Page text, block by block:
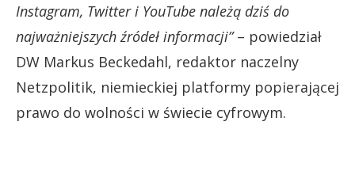
Instagram, Twitter i YouTube należą dziś do
najważniejszych źródeł informacji”– powiedział
DW Markus Beckedahl, redaktor naczelny
Netzpolitik, niemieckiej platformy popierającej
prawo do wolności w świecie cyfrowym.